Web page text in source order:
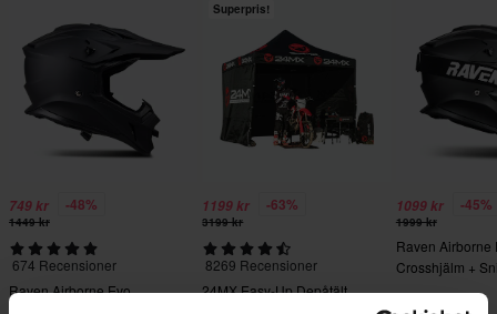
749 kr -48%
1449 kr
674 Recensioner
Raven Airborne Evo
Superpris!
1199 kr -63%
3199 kr
8269 Recensioner
24MX Easy-Up Depåtält
1099 kr -45%
1999 kr
Raven Airborne
Crosshjälm +